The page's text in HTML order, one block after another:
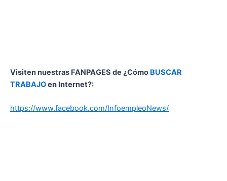
Visiten nuestras FANPAGES de ¿Cómo BUSCAR
TRABAJOen Internet?:
https://www.facebook.com/InfoempleoNews/